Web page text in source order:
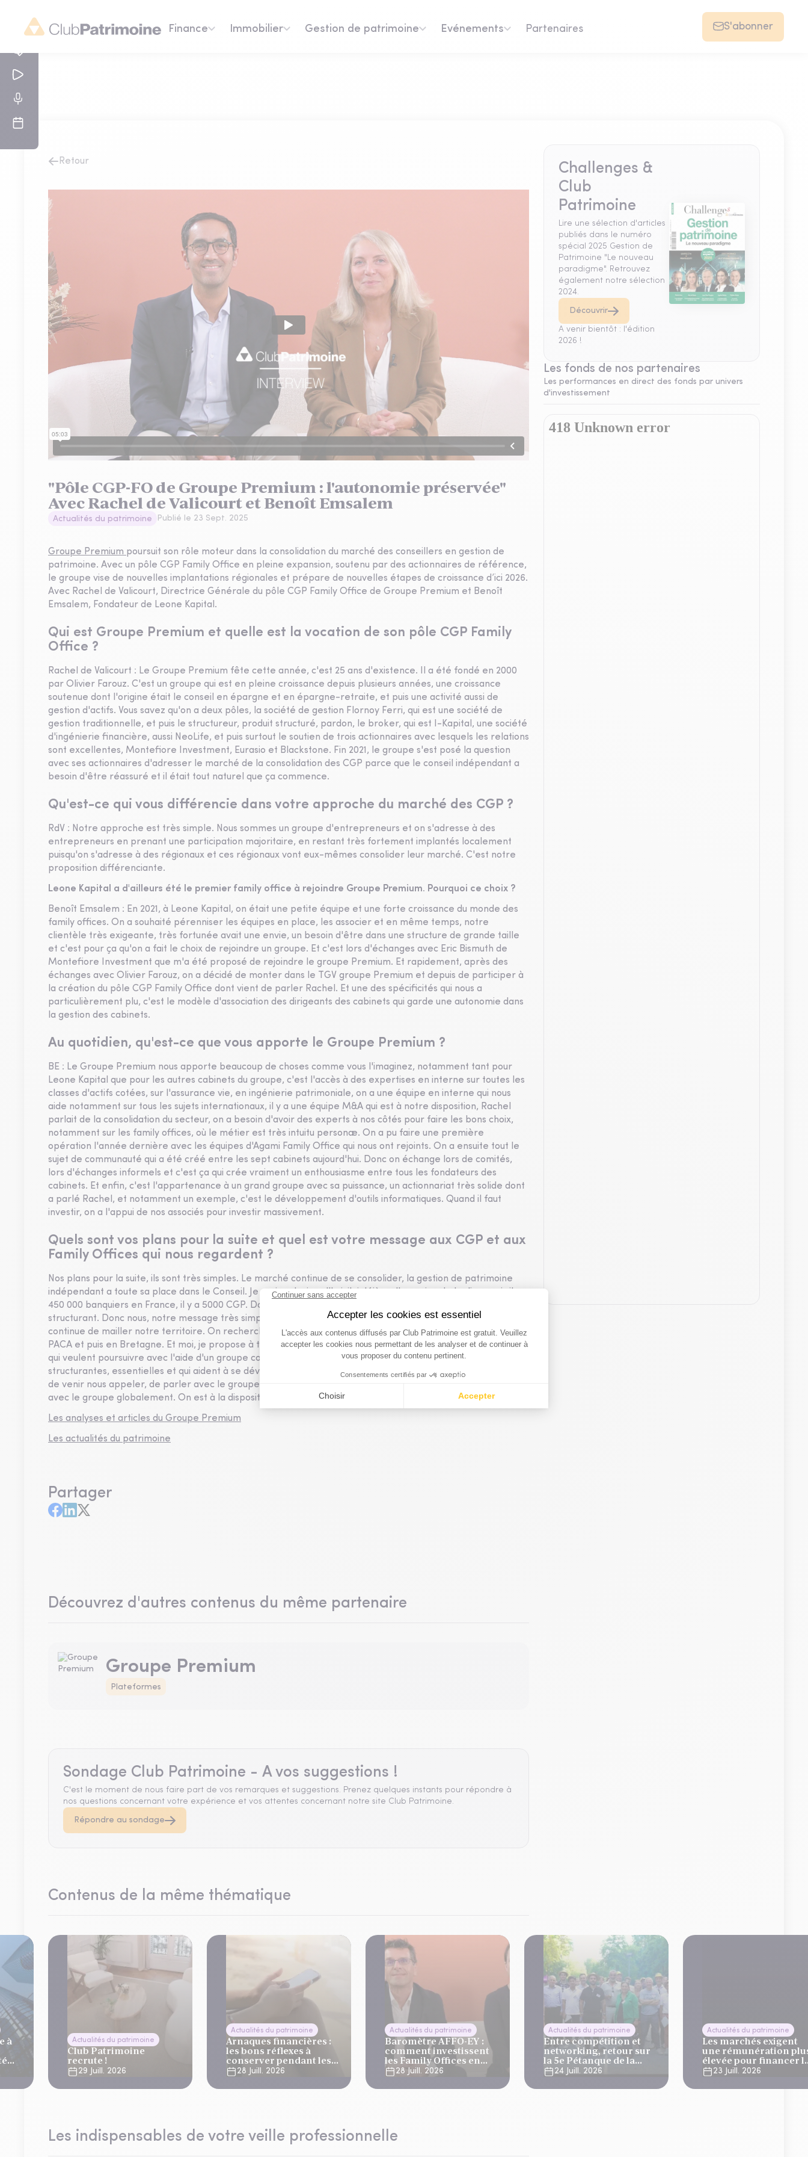
Finance Immobilier Gestion de patrimoine Evénements Partenaires S'abonner
Retour
"Pôle CGP-FO de Groupe Premium : l'autonomie préservée"
Avec Rachel de Valicourt et Benoît Emsalem
Actualités du patrimoine Publié le 23 Sept. 2025
Groupe Premium poursuit son rôle moteur dans la consolidation du marché des conseillers en gestion de
patrimoine. Avec un pôle CGP Family Office en pleine expansion, soutenu par des actionnaires de référence,
le groupe vise de nouvelles implantations régionales et prépare de nouvelles étapes de croissance d’ici 2026.
Avec Rachel de Valicourt, Directrice Générale du pôle CGP Family Office de Groupe Premium et Benoît
Emsalem, Fondateur de Leone Kapital.
Qui est Groupe Premium et quelle est la vocation de son pôle CGP Family
Office ?
Rachel de Valicourt : Le Groupe Premium fête cette année, c'est 25 ans d'existence. Il a été fondé en 2000
par Olivier Farouz. C'est un groupe qui est en pleine croissance depuis plusieurs années, une croissance
soutenue dont l'origine était le conseil en épargne et en épargne-retraite, et puis une activité aussi de
gestion d'actifs. Vous savez qu'on a deux pôles, la société de gestion Flornoy Ferri, qui est une société de
gestion traditionnelle, et puis le structureur, produit structuré, pardon, le broker, qui est I-Kapital, une société
d'ingénierie financière, aussi NeoLife, et puis surtout le soutien de trois actionnaires avec lesquels les relations
sont excellentes, Montefiore Investment, Eurasio et Blackstone. Fin 2021, le groupe s'est posé la question
avec ses actionnaires d'adresser le marché de la consolidation des CGP parce que le conseil indépendant a
besoin d'être réassuré et il était tout naturel que ça commence.
Qu'est-ce qui vous différencie dans votre approche du marché des CGP ?
RdV : Notre approche est très simple. Nous sommes un groupe d'entrepreneurs et on s'adresse à des
entrepreneurs en prenant une participation majoritaire, en restant très fortement implantés localement
puisqu'on s'adresse à des régionaux et ces régionaux vont eux-mêmes consolider leur marché. C'est notre
proposition différenciante.
Leone Kapital a d'ailleurs été le premier family office à rejoindre Groupe Premium. Pourquoi ce choix ?
Benoît Emsalem : En 2021, à Leone Kapital, on était une petite équipe et une forte croissance du monde des
family offices. On a souhaité pérenniser les équipes en place, les associer et en même temps, notre
clientèle très exigeante, très fortunée avait une envie, un besoin d'être dans une structure de grande taille
et c'est pour ça qu'on a fait le choix de rejoindre un groupe. Et c'est lors d'échanges avec Eric Bismuth de
Montefiore Investment que m'a été proposé de rejoindre le groupe Premium. Et rapidement, après des
échanges avec Olivier Farouz, on a décidé de monter dans le TGV groupe Premium et depuis de participer à
la création du pôle CGP Family Office dont vient de parler Rachel. Et une des spécificités qui nous a
particulièrement plu, c'est le modèle d'association des dirigeants des cabinets qui garde une autonomie dans
la gestion des cabinets.
Au quotidien, qu'est-ce que vous apporte le Groupe Premium ?
BE : Le Groupe Premium nous apporte beaucoup de choses comme vous l'imaginez, notamment tant pour
Leone Kapital que pour les autres cabinets du groupe, c'est l'accès à des expertises en interne sur toutes les
classes d'actifs cotées, sur l'assurance vie, en ingénierie patrimoniale, on a une équipe en interne qui nous
aide notamment sur tous les sujets internationaux, il y a une équipe M&A qui est à notre disposition, Rachel
parlait de la consolidation du secteur, on a besoin d'avoir des experts à nos côtés pour faire les bons choix,
notamment sur les family offices, où le métier est très intuitu personæ. On a pu faire une première
opération l'année dernière avec les équipes d'Agami Family Office qui nous ont rejoints. On a ensuite tout le
sujet de communauté qui a été créé entre les sept cabinets aujourd'hui. Donc on échange lors de comités,
lors d'échanges informels et c'est ça qui crée vraiment un enthousiasme entre tous les fondateurs des
cabinets. Et enfin, c'est l'appartenance à un grand groupe avec sa puissance, un actionnariat très solide dont
a parlé Rachel, et notamment un exemple, c'est le développement d'outils informatiques. Quand il faut
investir, on a l'appui de nos associés pour investir massivement.
Quels sont vos plans pour la suite et quel est votre message aux CGP et aux
Family Offices qui nous regardent ?
Nos plans pour la suite, ils sont très simples. Le marché continue de se consolider, la gestion de patrimoine
indépendant a toute sa place dans le Conseil. Je crois qu'aujourd'hui, j'ai déjà eu l'occasion de le dire, mais il y a
450 000 banquiers en France, il y a 5000 CGP. Donc il y a encore beaucoup de place, c'est un métier qui est
structurant. Donc nous, notre message très simple au marché, c'est qu'on continue de se consolider, on
continue de mailler notre territoire. On recherche effectivement à s'implanter en région Rhône-Alpes, en
PACA et puis en Bretagne. Et moi, je propose à tous les CGP qui ont envie de s'intéresser à la consolidation,
qui veulent poursuivre avec l'aide d'un groupe comme l'a dit Benoît, en apportant des choses qui sont
structurantes, essentielles et qui aident à se développer et à consacrer plus de temps à ses clients, et bien
de venir nous appeler, de parler avec le groupe Premium, avec soit les CGP qui sont associés, soit avec moi,
avec le groupe globalement. On est à la disposition et à l'écoute pour avancer ensemble.
Les analyses et articles du Groupe Premium
Les actualités du patrimoine
Partager
Découvrez d'autres contenus du même partenaire
Groupe Premium
Plateformes
Sondage Club Patrimoine - A vos suggestions !
C'est le moment de nous faire part de vos remarques et suggestions. Prenez quelques instants pour répondre à
nos questions concernant votre expérience et vos attentes concernant notre site Club Patrimoine.
Répondre au sondage
Contenus de la même thématique
à
Actualités du patrimoine
Club Patrimoine
recrute !
29 Juill. 2026
Actualités du patrimoine
Arnaques financières :
les bons réflexes à
conserver pendant les
vacances
28 Juill. 2026
Actualités du patrimoine
Baromètre AFFO-EY :
comment investissent
les Family Offices en
2026 ?
28 Juill. 2026
Actualités du patrimoine
Entre compétition et
networking, retour sur
la 5e Pétanque de la
Finance
24 Juill. 2026
Actualités du patrimoine
Les marchés exigent
une rémunération
élevée pour financer
dette française
23 Juill. 2026
Les indispensables de votre veille professionnelle
Challenges &
Club
Patrimoine
Lire une sélection d'articles
publiés dans le numéro
spécial 2025 Gestion de
Patrimoine "Le nouveau
paradigme". Retrouvez
également notre sélection
2024.
Découvrir
A venir bientôt : l'édition
2026 !
Les fonds de nos partenaires
Les performances en direct des fonds par univers
d'investissement